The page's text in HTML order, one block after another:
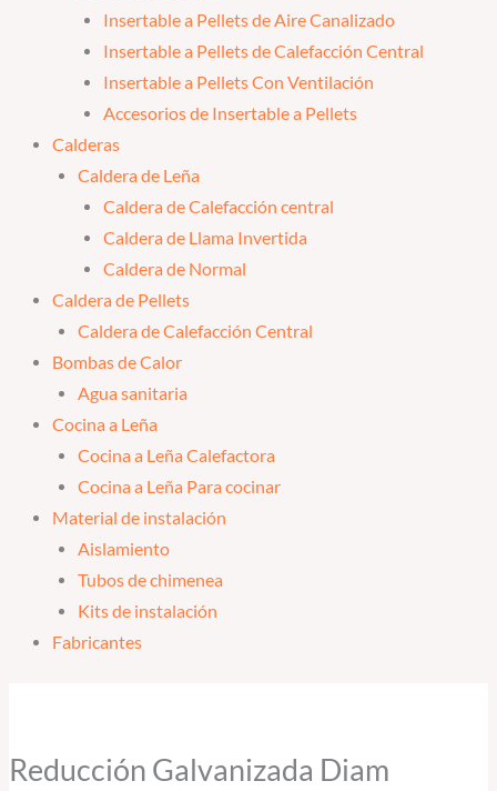
Insertable a Pellets de Aire Canalizado
Insertable a Pellets de Calefacción Central
Insertable a Pellets Con Ventilación
Accesorios de Insertable a Pellets
Calderas
Caldera de Leña
Caldera de Calefacción central
Caldera de Llama Invertida
Caldera de Normal
Caldera de Pellets
Caldera de Calefacción Central
Bombas de Calor
Agua sanitaria
Cocina a Leña
Cocina a Leña Calefactora
Cocina a Leña Para cocinar
Material de instalación
Aislamiento
Tubos de chimenea
Kits de instalación
Fabricantes
Reducción Galvanizada Diam
Diam